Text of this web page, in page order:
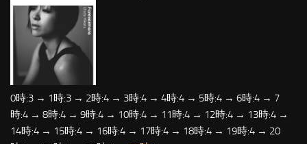
0時:3 → 1時:3 → 2時:4 → 3時:4 → 4時:4 → 5時:4 → 6時:4 → 7
時:4 → 8時:4 → 9時:4 → 10時:4 → 11時:4 → 12時:4 → 13時:4 →
14時:4 → 15時:4 → 16時:4 → 17時:4 → 18時:4 → 19時:4 → 20